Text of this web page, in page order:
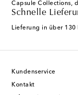
Capsule Collections,
Schnelle
Lieferung in über 130
Kundenservice
Kontakt